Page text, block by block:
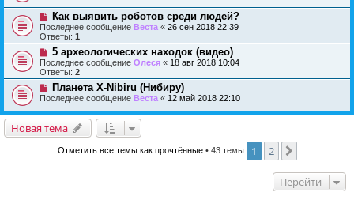
Как выявить роботов среди людей?
Последнее сообщение Веста « 26 сен 2018 22:39
Ответы: 1
5 археологических находок (видео)
Последнее сообщение Олеся « 18 авг 2018 10:04
Ответы: 2
Планета Х-Nibiru (Нибиру)
Последнее сообщение Веста « 12 май 2018 22:10
Новая тема
Отметить все темы как прочтённые• 43 темы 1 2
Перейти